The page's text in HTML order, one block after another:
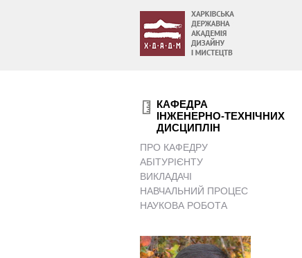
КАФЕДРА
ІНЖЕНЕРНО-ТЕХНІЧНИХ
ДИСЦИПЛІН
ПРО КАФЕДРУ
АБІТУРІЄНТУ
ВИКЛАДАЧІ
НАВЧАЛЬНИЙ ПРОЦЕС
НАУКОВА РОБОТА